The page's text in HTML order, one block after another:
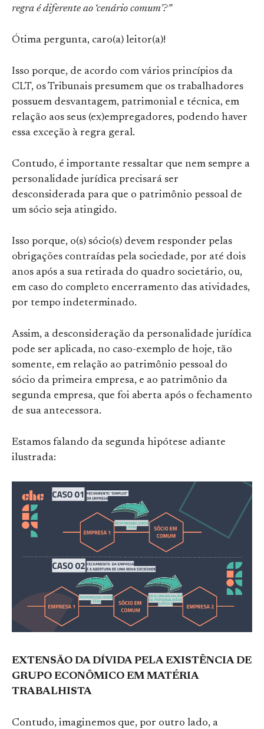
regra é diferente ao ‘cenário comum’?”
Ótima pergunta, caro(a) leitor(a)!
Isso porque, de acordo com vários princípios da
CLT, os Tribunais presumem que os trabalhadores
possuem desvantagem, patrimonial e técnica, em
relação aos seus (ex)empregadores, podendo haver
essa exceção à regra geral.
Contudo, é importante ressaltar que nem sempre a
personalidade jurídica precisará ser
desconsiderada para que o patrimônio pessoal de
um sócio seja atingido.
Isso porque, o(s) sócio(s) devem responder pelas
obrigações contraídas pela sociedade, por até dois
anos após a sua retirada do quadro societário, ou,
em caso do completo encerramento das atividades,
por tempo indeterminado.
Assim, a desconsideração da personalidade jurídica
pode ser aplicada, no caso-exemplo de hoje, tão
somente, em relação ao patrimônio pessoal do
sócio da primeira empresa, e ao patrimônio da
segunda empresa, que foi aberta após o fechamento
de sua antecessora.
Estamos falando da segunda hipótese adiante
ilustrada:
EXTENSÃO DA DÍVIDA PELA EXISTÊNCIA DE
GRUPO ECONÔMICO EM MATÉRIA
TRABALHISTA
Contudo, imaginemos que, por outro lado, a